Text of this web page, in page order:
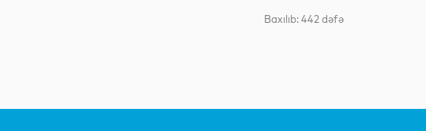
Baxılıb: 442 dəfə